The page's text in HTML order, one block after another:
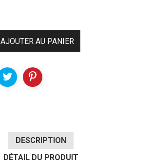
AJOUTER AU PANIER
DESCRIPTION
DÉTAIL DU PRODUIT